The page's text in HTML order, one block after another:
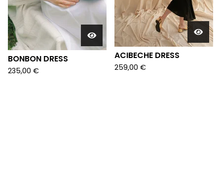
BONBON DRESS
235,00 €
ACIBECHE DRESS
259,00 €